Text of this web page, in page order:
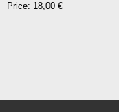
Price: 18,00 €